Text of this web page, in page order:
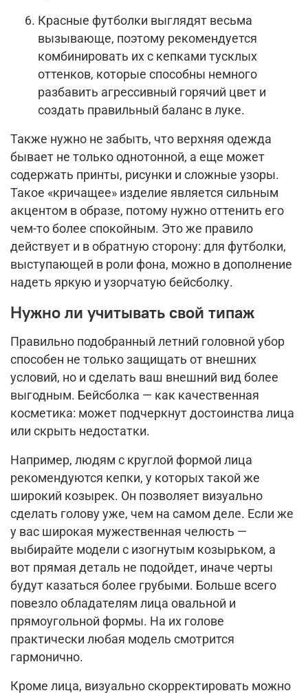
Красные футболки выглядят весьма
вызывающе, поэтому рекомендуется
комбинировать их с кепками тусклых
оттенков, которые способны немного
разбавить агрессивный горячий цвет и
создать правильный баланс в луке.
Также нужно не забыть, что верхняя одежда
бывает не только однотонной, а еще может
содержать принты, рисунки и сложные узоры.
Такое «кричащее» изделие является сильным
акцентом в образе, потому нужно оттенить его
чем-то более спокойным. Это же правило
действует и в обратную сторону: для футболки,
выступающей в роли фона, можно в дополнение
надеть яркую и узорчатую бейсболку.
Нужно ли учитывать свой типаж
Правильно подобранный летний головной убор
способен не только защищать от внешних
условий, но и сделать ваш внешний вид более
выгодным. Бейсболка — как качественная
косметика: может подчеркнут достоинства лица
или скрыть недостатки.
Например, людям с круглой формой лица
рекомендуются кепки, у которых такой же
широкий козырек. Он позволяет визуально
сделать голову уже, чем на самом деле. Если же
у вас широкая мужественная челюсть —
выбирайте модели с изогнутым козырьком, а
вот прямая деталь не подойдет, иначе черты
будут казаться более грубыми. Больше всего
повезло обладателям лица овальной и
прямоугольной формы. На их голове
практически любая модель смотрится
гармонично.
Кроме лица, визуально скорректировать можно